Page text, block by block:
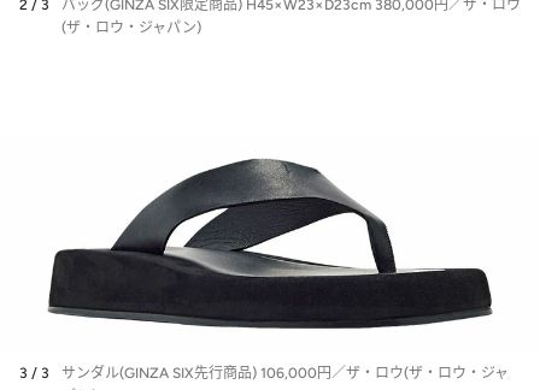
2 / 3
バッグ(GINZA SIX限定商品) H45×W23×D23cm 380,000円／ザ・ロウ
(ザ・ロウ・ジャパン)
3 / 3
サンダル(GINZA SIX先行商品) 106,000円／ザ・ロウ(ザ・ロウ・ジャ